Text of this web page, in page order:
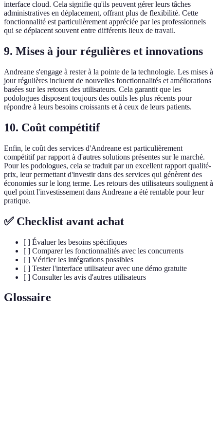
interface cloud. Cela signifie qu'ils peuvent gérer leurs tâches
administratives en déplacement, offrant plus de flexibilité. Cette
fonctionnalité est particulièrement appréciée par les professionnels
qui se déplacent souvent entre différents lieux de travail.
9. Mises à jour régulières et innovations
Andreane s'engage à rester à la pointe de la technologie. Les mises à
jour régulières incluent de nouvelles fonctionnalités et améliorations
basées sur les retours des utilisateurs. Cela garantit que les
podologues disposent toujours des outils les plus récents pour
répondre à leurs besoins croissants et à ceux de leurs patients.
10. Coût compétitif
Enfin, le coût des services d'Andreane est particulièrement
compétitif par rapport à d'autres solutions présentes sur le marché.
Pour les podologues, cela se traduit par un excellent rapport qualité-
prix, leur permettant d'investir dans des services qui génèrent des
économies sur le long terme. Les retours des utilisateurs soulignent à
quel point l'investissement dans Andreane a été rentable pour leur
pratique.
✅ Checklist avant achat
[ ] Évaluer les besoins spécifiques
[ ] Comparer les fonctionnalités avec les concurrents
[ ] Vérifier les intégrations possibles
[ ] Tester l'interface utilisateur avec une démo gratuite
[ ] Consulter les avis d'autres utilisateurs
Glossaire